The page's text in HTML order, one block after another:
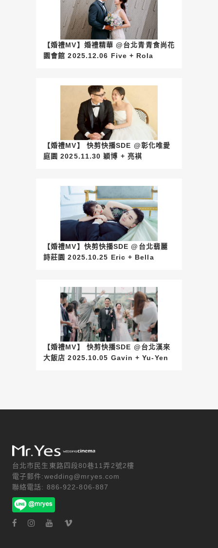
【婚禮MV】婚禮精華 @台北青青食尚花
園會館 2025.12.06 Five + Rola
【婚禮MV】 快剪快播SDE @彰化唯愛
庭園 2025.11.30 穎博 + 亮褀
【婚禮MV】快剪快播SDE @台北翡麗
詩莊園 2025.10.25 Eric + Bella
【婚禮MV】 快剪快播SDE @台北漢來
大飯店 2025.10.05 Gavin + Yu-Yen
台北市民生東路四段80巷11弄2號2樓
電子郵件:wedding@mryes.com
聯絡電話: 886-922-806-887